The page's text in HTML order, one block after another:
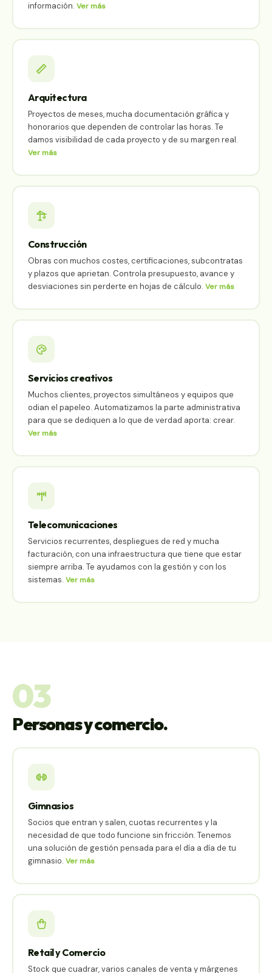
información. Ver más
Arquitectura
Proyectos de meses, mucha documentación gráfica y
honorarios que dependen de controlar las horas. Te
damos visibilidad de cada proyecto y de su margen real.
Ver más
Construcción
Obras con muchos costes, certificaciones, subcontratas
y plazos que aprietan. Controla presupuesto, avance y
desviaciones sin perderte en hojas de cálculo. Ver más
Servicios creativos
Muchos clientes, proyectos simultáneos y equipos que
odian el papeleo. Automatizamos la parte administrativa
para que se dediquen a lo que de verdad aporta: crear.
Ver más
Telecomunicaciones
Servicios recurrentes, despliegues de red y mucha
facturación, con una infraestructura que tiene que estar
siempre arriba. Te ayudamos con la gestión y con los
sistemas. Ver más
03
Personas y comercio.
Gimnasios
Socios que entran y salen, cuotas recurrentes y la
necesidad de que todo funcione sin fricción. Tenemos
una solución de gestión pensada para el día a día de tu
gimnasio. Ver más
Retail y Comercio
Stock que cuadrar, varios canales de venta y márgenes